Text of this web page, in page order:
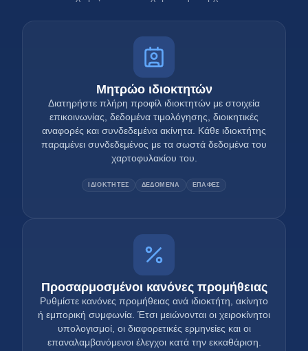
Μητρώο ιδιοκτητών
Διατηρήστε πλήρη προφίλ ιδιοκτητών με στοιχεία
επικοινωνίας, δεδομένα τιμολόγησης, διοικητικές
αναφορές και συνδεδεμένα ακίνητα. Κάθε ιδιοκτήτης
παραμένει συνδεδεμένος με τα σωστά δεδομένα του
χαρτοφυλακίου του.
ΙΔΙΟΚΤΗΤΕΣ ΔΕΔΟΜΕΝΑ ΕΠΑΦΕΣ
Προσαρμοσμένοι κανόνες προμήθειας
Ρυθμίστε κανόνες προμήθειας ανά ιδιοκτήτη, ακίνητο
ή εμπορική συμφωνία. Έτσι μειώνονται οι χειροκίνητοι
υπολογισμοί, οι διαφορετικές ερμηνείες και οι
επαναλαμβανόμενοι έλεγχοι κατά την εκκαθάριση.